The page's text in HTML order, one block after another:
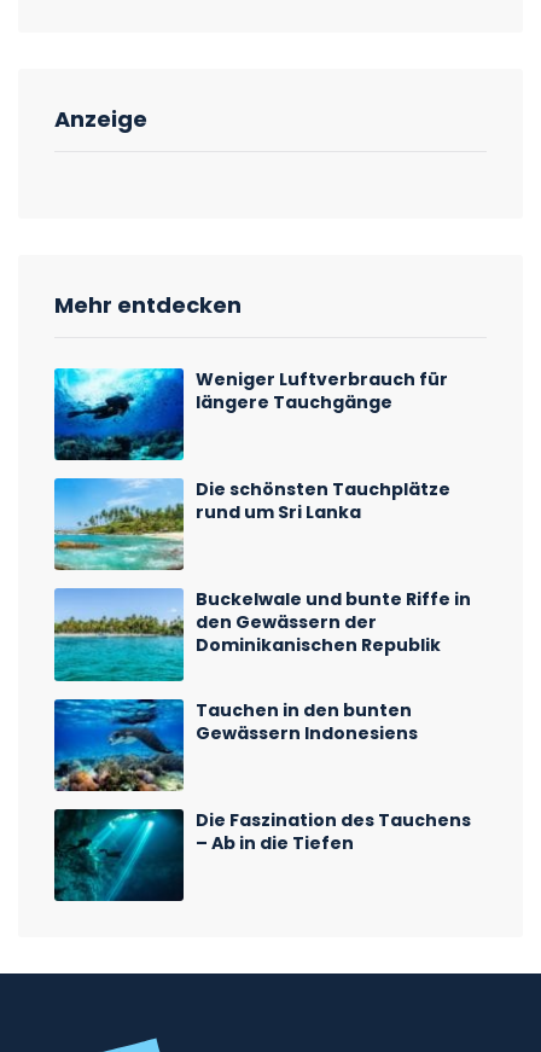
Anzeige
Mehr entdecken
Weniger Luftverbrauch für
längere Tauchgänge
Die schönsten Tauchplätze
rund um Sri Lanka
Buckelwale und bunte Riffe in
den Gewässern der
Dominikanischen Republik
Tauchen in den bunten
Gewässern Indonesiens
Die Faszination des Tauchens
– Ab in die Tiefen